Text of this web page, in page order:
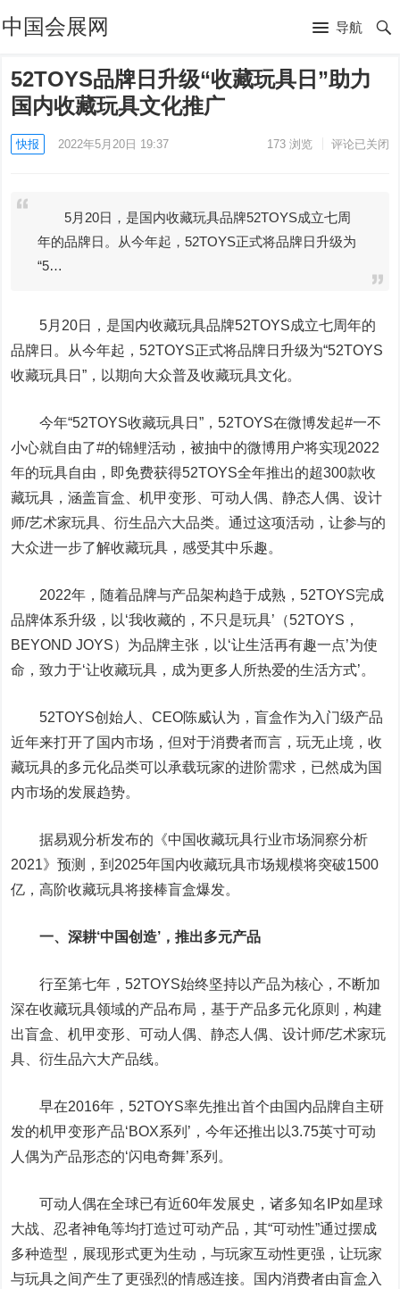
中国会展网 导航
52TOYS品牌日升级“收藏玩具日”助力
国内收藏玩具文化推广
快报 2022年5月20日 19:37 173浏览 评论已关闭
5月20日，是国内收藏玩具品牌52TOYS成立七周
年的品牌日。从今年起，52TOYS正式将品牌日升级为
“5…
5月20日，是国内收藏玩具品牌52TOYS成立七周年的
品牌日。从今年起，52TOYS正式将品牌日升级为“52TOYS
收藏玩具日”，以期向大众普及收藏玩具文化。
今年“52TOYS收藏玩具日”，52TOYS在微博发起#一不
小心就自由了#的锦鲤活动，被抽中的微博用户将实现2022
年的玩具自由，即免费获得52TOYS全年推出的超300款收
藏玩具，涵盖盲盒、机甲变形、可动人偶、静态人偶、设计
师/艺术家玩具、衍生品六大品类。通过这项活动，让参与的
大众进一步了解收藏玩具，感受其中乐趣。
2022年，随着品牌与产品架构趋于成熟，52TOYS完成
品牌体系升级，以‘我收藏的，不只是玩具’（52TOYS，
BEYOND JOYS）为品牌主张，以‘让生活再有趣一点’为使
命，致力于‘让收藏玩具，成为更多人所热爱的生活方式’。
52TOYS创始人、CEO陈威认为，盲盒作为入门级产品
近年来打开了国内市场，但对于消费者而言，玩无止境，收
藏玩具的多元化品类可以承载玩家的进阶需求，已然成为国
内市场的发展趋势。
据易观分析发布的《中国收藏玩具行业市场洞察分析
2021》预测，到2025年国内收藏玩具市场规模将突破1500
亿，高阶收藏玩具将接棒盲盒爆发。
一、深耕‘中国创造’，推出多元产品
行至第七年，52TOYS始终坚持以产品为核心，不断加
深在收藏玩具领域的产品布局，基于产品多元化原则，构建
出盲盒、机甲变形、可动人偶、静态人偶、设计师/艺术家玩
具、衍生品六大产品线。
早在2016年，52TOYS率先推出首个由国内品牌自主研
发的机甲变形产品‘BOX系列’，今年还推出以3.75英寸可动
人偶为产品形态的‘闪电奇舞’系列。
可动人偶在全球已有近60年发展史，诸多知名IP如星球
大战、忍者神龟等均打造过可动产品，其“可动性”通过摆成
多种造型，展现形式更为生动，与玩家互动性更强，让玩家
与玩具之间产生了更强烈的情感连接。国内消费者由盲盒入